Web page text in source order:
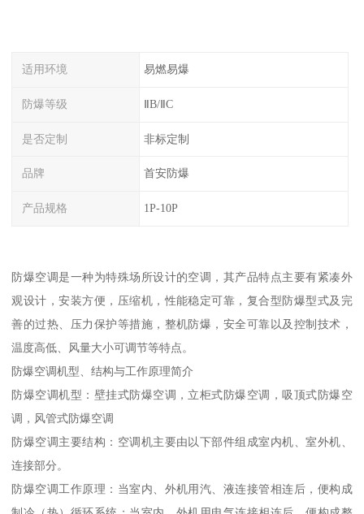
适用环境 易燃易爆
防爆等级 ⅡB/ⅡC
是否定制 非标定制
品牌 首安防爆
产品规格 1P-10P
防爆空调是一种为特殊场所设计的空调，其产品特点主要有紧凑外
观设计，安装方便，压缩机，性能稳定可靠，复合型防爆型式及完
善的过热、压力保护等措施，整机防爆，安全可靠以及控制技术，
温度高低、风量大小可调节等特点。
防爆空调机型、结构与工作原理简介
防爆空调机型：壁挂式防爆空调，立柜式防爆空调，吸顶式防爆空
调，风管式防爆空调
防爆空调主要结构：空调机主要由以下部件组成室内机、室外机、
连接部分。
防爆空调工作原理：当室内、外机用汽、液连接管相连后，便构成